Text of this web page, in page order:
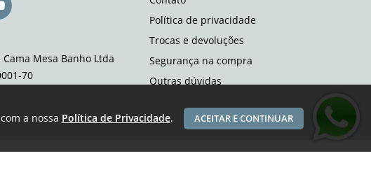
Cama Mesa Banho Ltda
70
Política de privacidade
Trocas e devoluções
Segurança na compra
Outras dúvidas
a nossa Política de Privacidade. ACEITAR E CONTINUAR